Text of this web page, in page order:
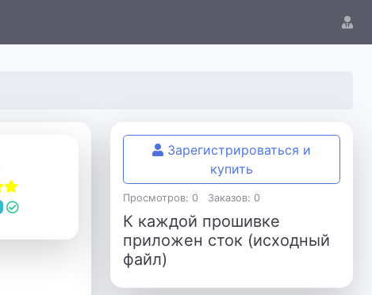
Зарегистрироваться и
купить
Просмотров: 0 Заказов: 0
К каждой прошивке
приложен сток (исходный
файл)